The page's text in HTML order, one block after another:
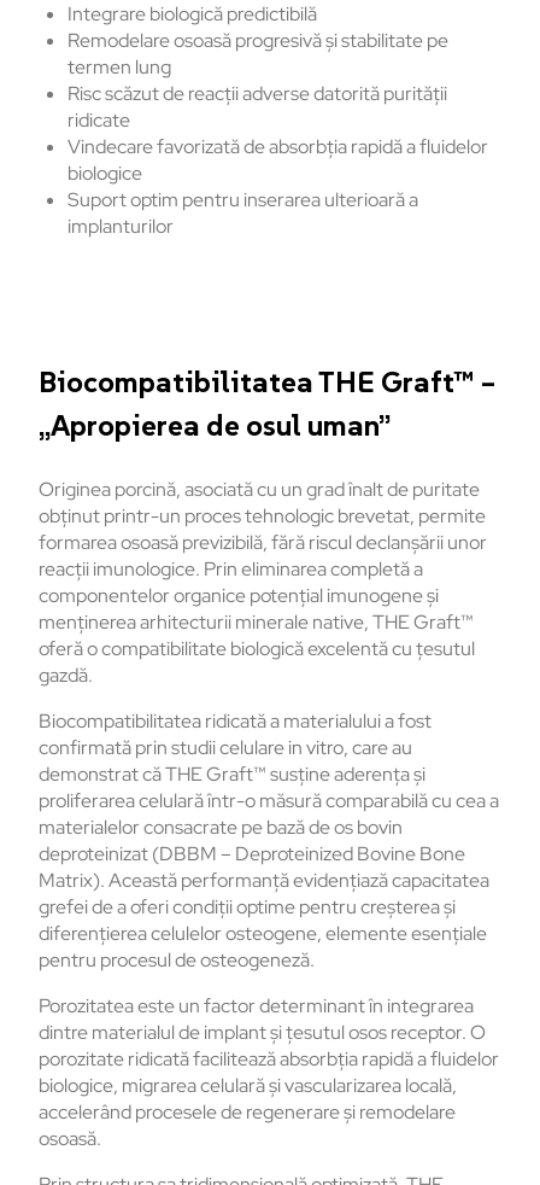
Integrare biologică predictibilă
Remodelare osoasă progresivă și stabilitate pe
termen lung
Risc scăzut de reacții adverse datorită purității
ridicate
Vindecare favorizată de absorbția rapidă a fluidelor
biologice
Suport optim pentru inserarea ulterioară a
implanturilor
Biocompatibilitatea THE Graft™ –
„Apropierea de osul uman”
Originea porcină, asociată cu un grad înalt de puritate
obținut printr-un proces tehnologic brevetat, permite
formarea osoasă previzibilă, fără riscul declanșării unor
reacții imunologice. Prin eliminarea completă a
componentelor organice potențial imunogene și
menținerea arhitecturii minerale native, THE Graft™
oferă o compatibilitate biologică excelentă cu țesutul
gazdă.
Biocompatibilitatea ridicată a materialului a fost
confirmată prin studii celulare in vitro, care au
demonstrat că THE Graft™ susține aderența și
proliferarea celulară într-o măsură comparabilă cu cea a
materialelor consacrate pe bază de os bovin
deproteinizat (DBBM – Deproteinized Bovine Bone
Matrix). Această performanță evidențiază capacitatea
grefei de a oferi condiții optime pentru creșterea și
diferențierea celulelor osteogene, elemente esențiale
pentru procesul de osteogeneză.
Porozitatea este un factor determinant în integrarea
dintre materialul de implant și țesutul osos receptor. O
porozitate ridicată facilitează absorbția rapidă a fluidelor
biologice, migrarea celulară și vascularizarea locală,
accelerând procesele de regenerare și remodelare
osoasă.